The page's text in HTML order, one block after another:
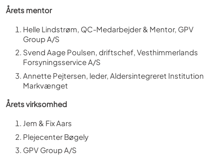
Årets mentor
Helle Lindstrøm, QC-Medarbejder & Mentor, GPV
Group A/S
Svend Aage Poulsen, driftschef, Vesthimmerlands
Forsyningsservice A/S
Annette Pejtersen, leder, Aldersintegreret Institution
Markvænget
Årets virksomhed
Jem & Fix Aars
Plejecenter Bøgely
GPV Group A/S